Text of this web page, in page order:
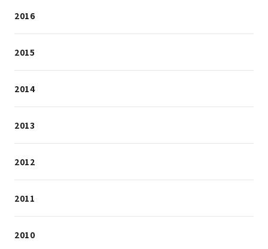
2016
2015
2014
2013
2012
2011
2010